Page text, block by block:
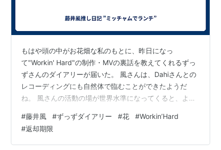
もはや頭の中がお花畑な私のもとに、昨日になっ
て"Workin' Hard"の制作・MVの裏話を教えてくれるずっ
ずさんのダイアリーが届いた。 風さんは、Dahiさんとの
レコーディングにも自然体で臨むことができたようだ
ね。 風さんの活動の場が世界水準になってくると、より
けることができる。 なんて恵まれてるんだろう。
”Workin’Hard”MVのデティールの細かさには、スタッフ
の風愛が半端ない。 皆さんの想いがパンパンに詰まって
#藤井風 #ずっずダイアリー #花 #Workin’Hard
#返却期限